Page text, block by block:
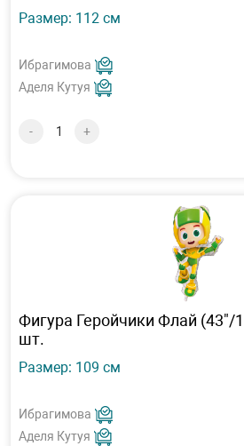
Размер: 112 см
Ибрагимова
Аделя Кутуя
- +
Фигура Геройчики Флай (43"/
шт.
Размер: 109 см
Ибрагимова
Аделя Кутуя